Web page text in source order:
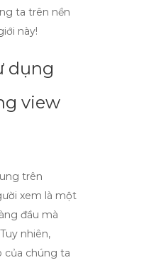
ta trên nền
này!
dụng
view
trên
xem là một
đầu mà
nhiên,
của chúng ta